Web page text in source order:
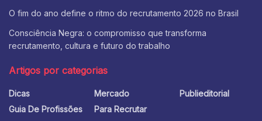
O fim do ano define o ritmo do recrutamento 2026 no Brasil
Consciência Negra: o compromisso que transforma
recrutamento, cultura e futuro do trabalho
Artigos por categorias
Dicas
Guia De Profissões
Mercado
Para Recrutar
Publieditorial